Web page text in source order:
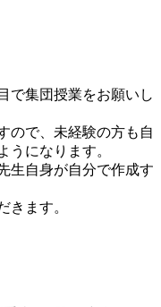
で集団授業をお願いし
ので、未経験の方も自
うになります。
生自身が自分で作成す
きます。